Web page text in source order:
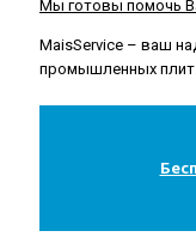
Мы готовы помочь
MaisService – ваш
промышленных